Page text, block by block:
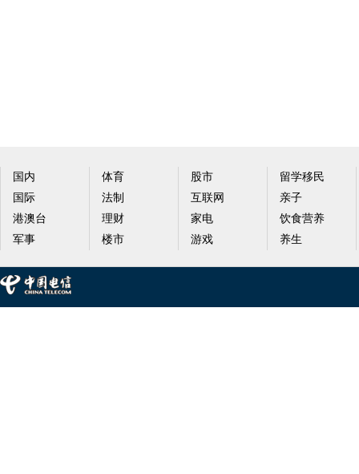
国内
国际
港澳台
军事
体育
法制
理财
楼市
股市
互联网
家电
游戏
留学移民
亲子
饮食营养
养生